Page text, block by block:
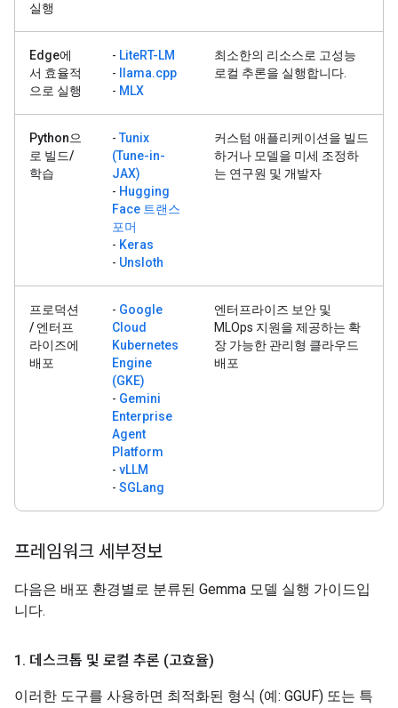
실행
Edge에
서 효율적
으로 실행
- LiteRT-LM
-
llama.cpp
- MLX
최소한의 리소스로 고성능
로컬 추론을 실행합니다.
Python으
로 빌드/
학습
- Tunix
(Tune-in-
JAX)
- Hugging
Face 트랜스
포머
- Keras
- Unsloth
커스텀 애플리케이션을 빌드
하거나 모델을 미세 조정하
는 연구원 및 개발자
프로덕션
/ 엔터프
라이즈에
배포
- Google
Cloud
Kubernetes
Engine
(GKE)
- Gemini
Enterprise
Agent
Platform
- vLLM
- SGLang
엔터프라이즈 보안 및
MLOps 지원을 제공하는 확
장 가능한 관리형 클라우드
배포
프레임워크 세부정보
다음은 배포 환경별로 분류된 Gemma 모델 실행 가이드입
니다.
1 . 데스크톱 및 로컬 추론 (고효율)
이러한 도구를 사용하면 최적화된 형식 (예: GGUF) 또는 특